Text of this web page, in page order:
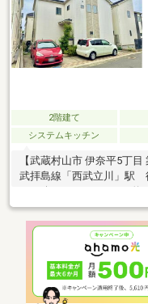
2階建て
システムキッチン
【武蔵村山市 伊奈平5丁
武拝島線「西武立川」駅
好・庭部分、一部タイル
2020年築かつ、丁寧に
なく快適にお過ごしいた
能です。・庭部分につい
お庭メンテナンスが楽です